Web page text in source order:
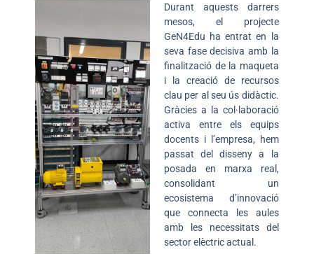
Durant aquests darrers
mesos, el projecte
GeN4Edu ha entrat en la
seva fase decisiva amb la
finalització de la maqueta
i la creació de recursos
clau per al seu ús didàctic.
Gràcies a la col·laboració
activa entre els equips
docents i l’empresa, hem
passat del disseny a la
posada en marxa real,
consolidant un
ecosistema d’innovació
que connecta les aules
amb les necessitats del
sector elèctric actual.